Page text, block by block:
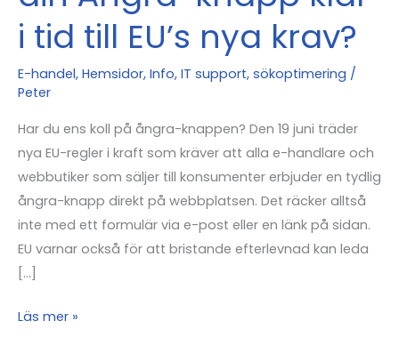
i tid till EU’s nya krav?
E-handel, Hemsidor, Info, IT support, sökoptimering /
Peter
Har du ens koll på ångra-knappen? Den 19 juni träder
nya EU-regler i kraft som kräver att alla e-handlare och
webbutiker som säljer till konsumenter erbjuder en tydlig
ångra-knapp direkt på webbplatsen. Det räcker alltså
inte med ett formulär via e-post eller en länk på sidan.
EU varnar också för att bristande efterlevnad kan leda
[…]
Driver
Läs mer »